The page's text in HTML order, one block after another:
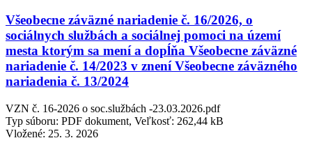
Všeobecne záväzné nariadenie č. 16/2026, o
sociálnych službách a sociálnej pomoci na území
mesta ktorým sa mení a dopĺňa Všeobecne záväzné
nariadenie č. 14/2023 v znení Všeobecne záväzného
nariadenia č. 13/2024
VZN č. 16-2026 o soc.službách -23.03.2026.pdf
Typ súboru: PDF dokument, Veľkosť: 262,44 kB
Vložené: 25. 3. 2026